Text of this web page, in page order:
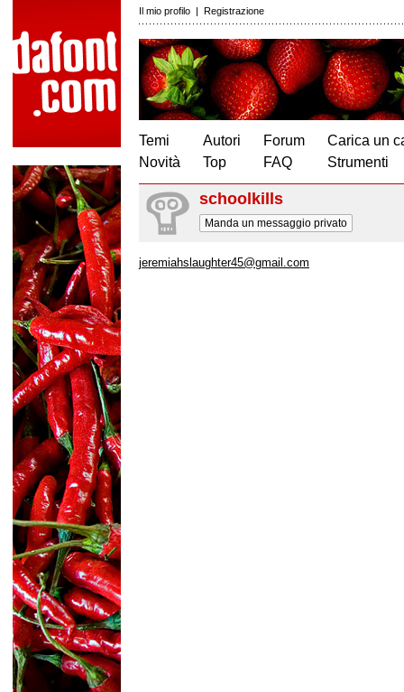
Il mio profilo | Registrazione
Temi
Novità
Autori
Top
Forum
FAQ
Carica un
Strumenti
schoolkills
Manda un messaggio privato
jeremiahslaughter45@gmail.com